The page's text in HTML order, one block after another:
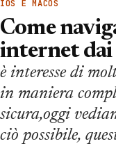
IOS E MACOS
Come
internet dai
è interesse di
in maniera
sicura,oggi
ciò possibile,